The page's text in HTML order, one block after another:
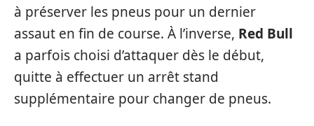
à préserver les pneus pour un dernier
assaut en fin de course. À l’inverse, Red Bull
a parfois choisi d’attaquer dès le début,
quitte à effectuer un arrêt stand
supplémentaire pour changer de pneus.